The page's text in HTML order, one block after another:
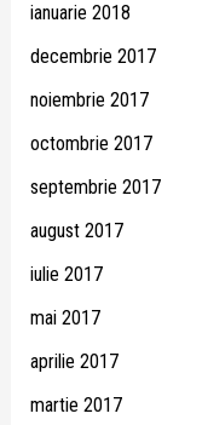
ianuarie 2018
decembrie 2017
noiembrie 2017
octombrie 2017
septembrie 2017
august 2017
iulie 2017
mai 2017
aprilie 2017
martie 2017